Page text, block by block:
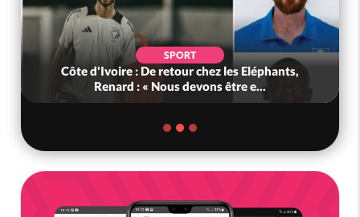
SPORT
Côte d'Ivoire : De retour chez les Eléphants,
Renard : « Nous devons être e...